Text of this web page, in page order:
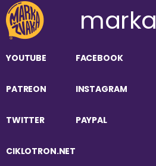
YOUTUBE FACEBOOK
PATREON INSTAGRAM
TWITTER PAYPAL
CIKLOTRON.NET